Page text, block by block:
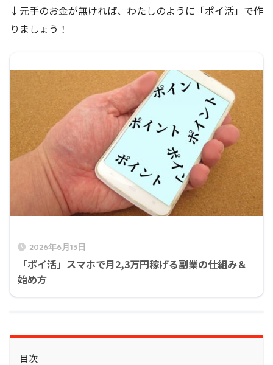
↓元手のお金が無ければ、わたしのように「ポイ活」で作
りましょう！
2026年6月13日
「ポイ活」スマホで月2,3万円稼げる副業の仕組み＆
始め方
目次